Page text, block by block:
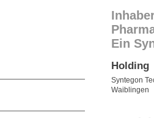
Ein
Holding
Syntegon
Waiblingen